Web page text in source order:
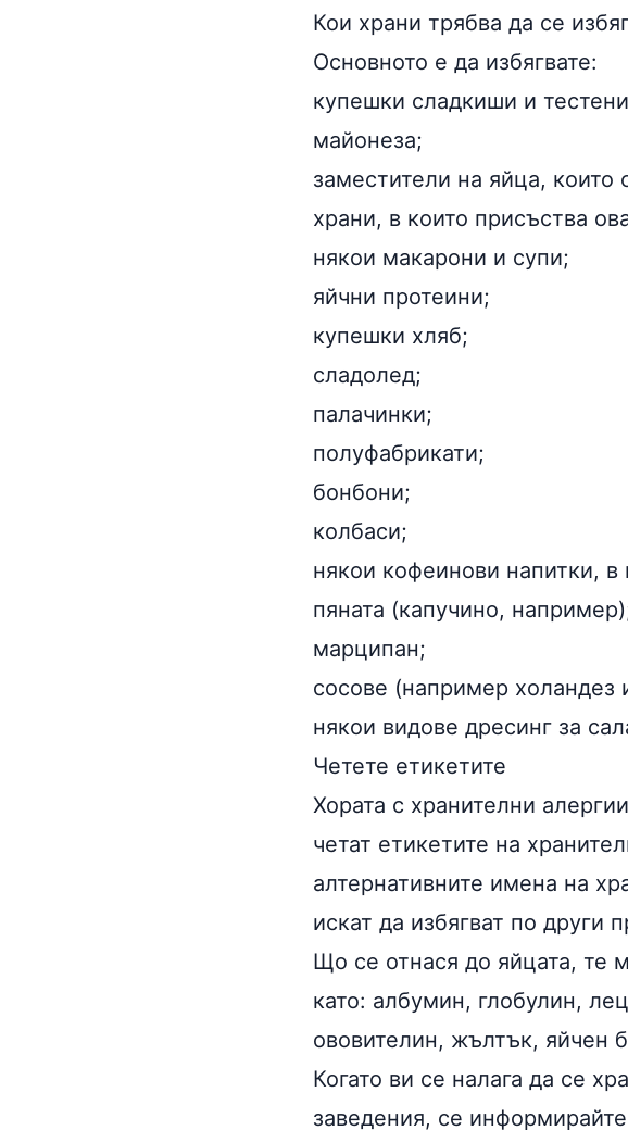
Кои храни трябва да се
Основното е да избягвате:
купешки сладкиши и
майонеза;
заместители на яйца,
храни, в които присъства
някои макарони и супи;
яйчни протеини;
купешки хляб;
сладолед;
палачинки;
полуфабрикати;
бонбони;
колбаси;
някои кофеинови напитки, в
пяната (капучино,
марципан;
сосове (например холандез
някои видове дресинг за
Четете етикетите
Хората с хранителни
четат етикетите на
алтернативните имена на
искат да избягват по други
Що се отнася до яйцата, те
като: албумин, глобулин,
ововителин, жълтък, яйчен
Когато ви се налага да се
заведения, се